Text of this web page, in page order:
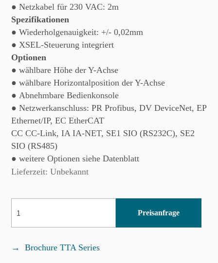
● Netzkabel für 230 VAC: 2m
Spezifikationen
● Wiederholgenauigkeit: +/- 0,02mm
● XSEL-Steuerung integriert
Optionen
● wählbare Höhe der Y-Achse
● wählbare Horizontalposition der Y-Achse
● Abnehmbare Bedienkonsole
● Netzwerkanschluss: PR Profibus, DV DeviceNet, EP
Ethernet/IP, EC EtherCAT
CC CC-Link, IA IA-NET, SE1 SIO (RS232C), SE2
SIO (RS485)
● weitere Optionen siehe Datenblatt
Lieferzeit: Unbekannt
C2G-
WA-
45-
Preisanfrage
Brochure TTA Series